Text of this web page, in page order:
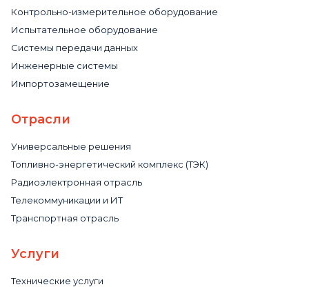
Контрольно-измерительное оборудование
Испытательное оборудование
Системы передачи данных
Инженерные системы
Импортозамещение
Отрасли
Универсальные решения
Топливно-энергетический комплекс (ТЭК)
Радиоэлектронная отрасль
Телекоммуникации и ИТ
Транспортная отрасль
Услуги
Технические услуги